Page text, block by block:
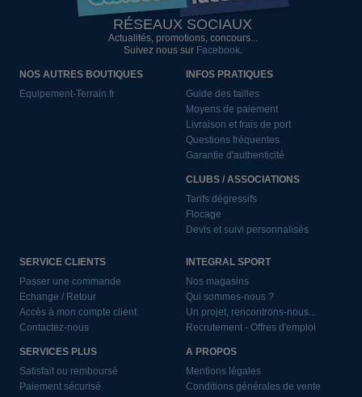
RÉSEAUX SOCIAUX
Actualités, promotions, concours...
Suivez nous sur Facebook.
NOS AUTRES BOUTIQUES
Equipement-Terrain.fr
INFOS PRATIQUES
Guide des tailles
Moyens de paiement
Livraison et frais de port
Questions fréquentes
Garantie d'authenticité
CLUBS / ASSOCIATIONS
Tarifs dégressifs
Flocage
Devis et suivi personnalisés
SERVICE CLIENTS
Passer une commande
Echange / Retour
Accès à mon compte client
Contactez-nous
SERVICES PLUS
Satisfait ou remboursé
Paiement sécurisé
INTEGRAL SPORT
Nos magasins
Qui sommes-nous ?
Un projet, rencontrons-nous...
Recrutement - Offres d'emploi
A PROPOS
Mentions légales
Conditions générales de vente